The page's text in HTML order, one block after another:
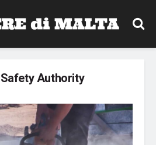
Authority